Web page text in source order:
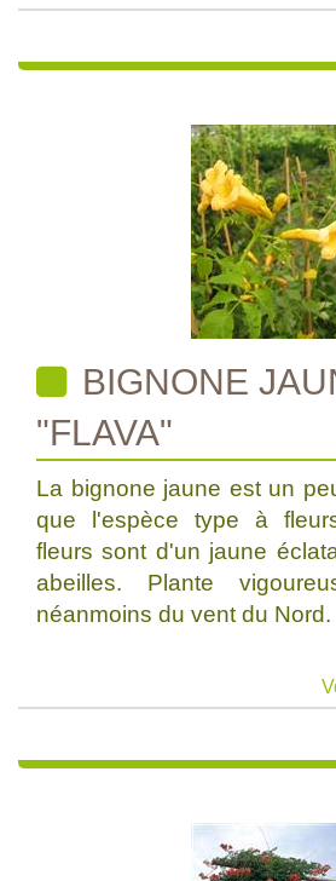
BIGNONE
"FLAVA"
La bignone jaune est un
que l'espèce type à
fleurs sont d'un jaune
abeilles. Plante
néanmoins du vent du Nord.